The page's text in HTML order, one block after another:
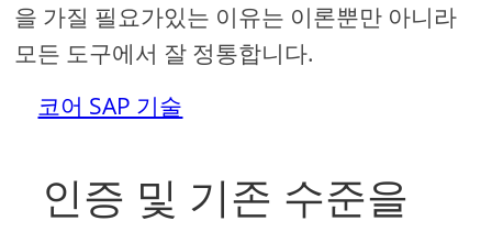
을 가질 필요가있는 이유는 이론뿐만 아니라
모든 도구에서 잘 정통합니다.
코어 SAP 기술
인증 및 기존 수준을